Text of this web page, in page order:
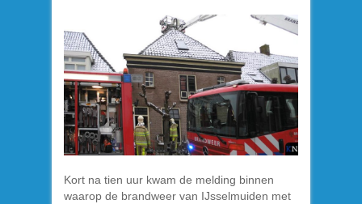
Kort na tien uur kwam de melding binnen
waarop de brandweer van IJsselmuiden met